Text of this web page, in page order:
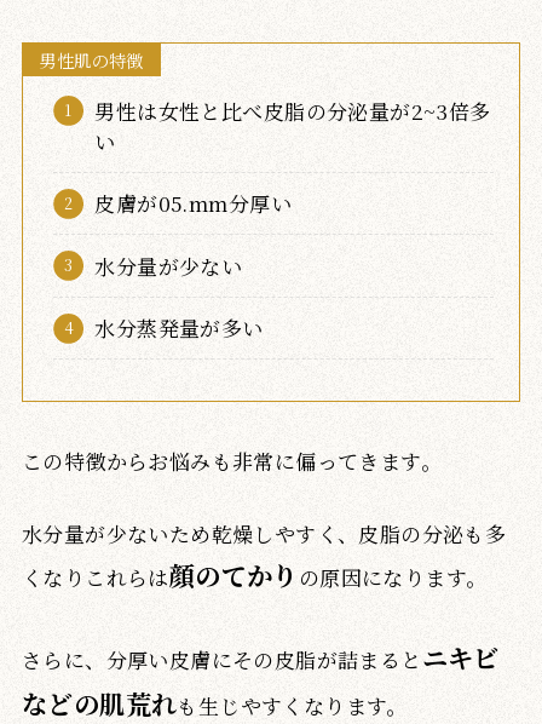
男性肌の特徴
男性は女性と比べ皮脂の分泌量が2~3倍多
い
皮膚が05.mm分厚い
水分量が少ない
水分蒸発量が多い
この特徴からお悩みも非常に偏ってきます。
水分量が少ないため乾燥しやすく、皮脂の分泌も多
くなりこれらは顔のてかり の原因になります。
さらに、分厚い皮膚にその皮脂が詰まると ニキビ
などの肌荒れも生じやすくなります。